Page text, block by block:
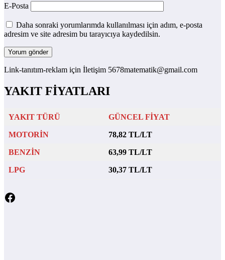
E-Posta
Daha sonraki yorumlarımda kullanılması için adım, e-posta
adresim ve site adresim bu tarayıcıya kaydedilsin.
Link-tanıtım-reklam için İletişim 5678matematik@gmail.com
YAKIT FİYATLARI
YAKIT TÜRÜ GÜNCEL FİYAT
MOTORİN 78,82 TL/LT
BENZİN 63,99 TL/LT
LPG 30,37 TL/LT
Facebook